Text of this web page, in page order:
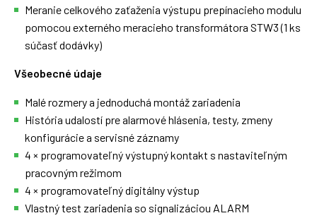
Meranie celkového zaťaženia výstupu prepínacieho modulu
pomocou externého meracieho transformátora STW3 (1 ks
súčasť dodávky)
Všeobecné údaje
Malé rozmery a jednoduchá montáž zariadenia
História udalostí pre alarmové hlásenia, testy, zmeny
konfigurácie a servisné záznamy
4 × programovateľný výstupný kontakt s nastaviteľným
pracovným režimom
4 × programovateľný digitálny výstup
Vlastný test zariadenia so signalizáciou ALARM